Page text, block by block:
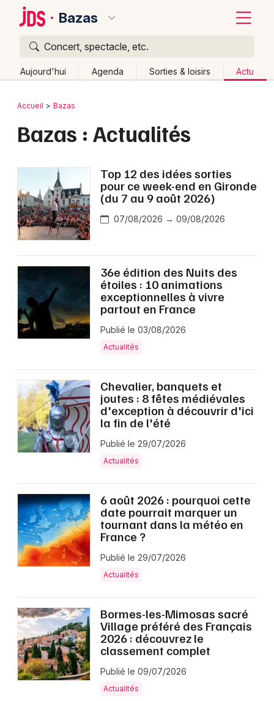
Bazas
Concert, spectacle, etc.
Aujourd'hui Agenda Sorties & loisirs Actu
Publier un événement
Grands événements
Activité & Expérience
Manifestations
Foires & salons
Spectacles
Concerts
Soirées
Sorties famille
Expos
Actualités en Gironde
Actualités en Aquitaine
Actualités en Nouvelle-Aquitaine
Newsletter des sorties
Artistes en tournée
Bordeaux
Lyon
Marseille
Mulhouse
Montpellier
Nantes
Nice
Strasbourg
Toulouse
Toutes les villes
Retour
Accueil Bazas
Bazas : Actualités
Top 12 des idées sorties
pour ce week-end en Gironde
(du 7 au 9 août 2026)
07/08/2026 → 09/08/2026
36e édition des Nuits des
étoiles : 10 animations
exceptionnelles à vivre
partout en France
Publié le 03/08/2026
Actualités
Chevalier, banquets et
joutes : 8 fêtes médiévales
d'exception à découvrir d'ici
la fin de l'été
Publié le 29/07/2026
Actualités
6 août 2026 : pourquoi cette
date pourrait marquer un
tournant dans la météo en
France ?
Publié le 29/07/2026
Actualités
Bormes-les-Mimosas sacré
Village préféré des Français
2026 : découvrez le
classement complet
Publié le 09/07/2026
Actualités
Quoi ?
Où ?
Près de moi
Changer de lieu
Aujourd'hui
Demain Ce week-end Autre